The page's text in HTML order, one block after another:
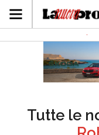
Tutte le